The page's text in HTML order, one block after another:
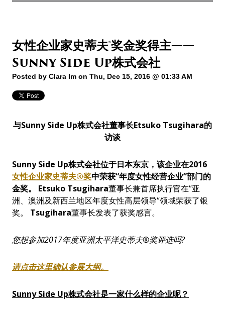
女性企业家史蒂夫®奖金奖得主——
Sunny Side Up株式会社
Posted by Clara Im on Thu, Dec 15, 2016 @ 01:33 AM
与SunnySide Up株式会社董事长Etsuko Tsugihara的
访谈
SunnySide Up株式会社位于日本东京，该企业在2016
女性企业家史蒂夫®奖中荣获“年度女性经营企业”部门的
金奖。
Etsuko Tsugihara董事长兼首席执行官在“亚
洲、澳洲及新西兰地区年度女性高层领导“领域荣获了银
奖。
Tsugihara董事长发表了获奖感言。
您想参加2017年度亚洲太平洋史蒂夫®奖评选吗?
请点击这里确认参展大纲。
SunnySide Up株式会社是一家什么样的企业呢？